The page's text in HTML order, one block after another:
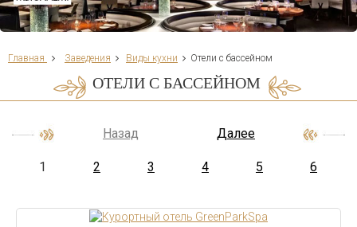
Главная Заведения Виды кухни Отели с бассейном
ОТЕЛИ С БАССЕЙНОМ
Назад
1 2 3 4 5 6
Далее